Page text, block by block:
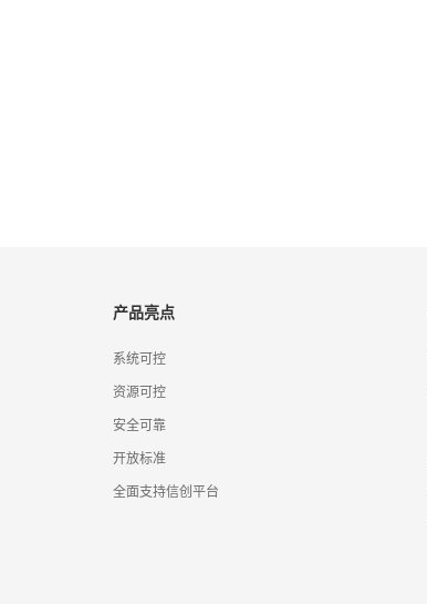
产品亮点
系统可控
资源可控
安全可靠
开放标准
全面支持信创平台